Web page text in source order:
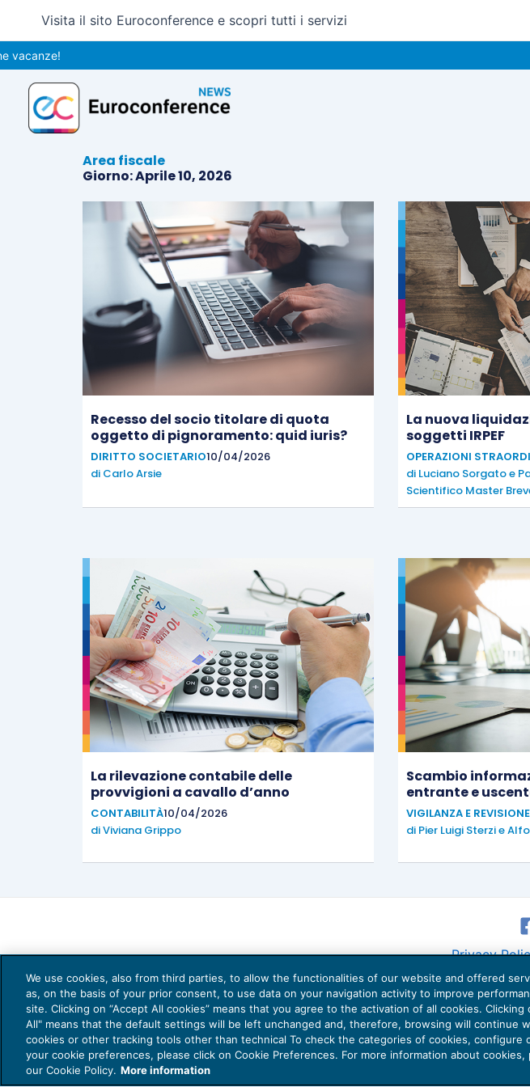
contenuto
Visita il sito Euroconference e scopri tutti i servizi
Area fiscale
Giorno: Aprile 10, 2026
Recesso del socio titolare di quota
oggetto di pignoramento: quid iuris?
DIRITTO SOCIETARIO10/04/2026
di Carlo Arsie
La nuova
soggetti IRPEF
OPERAZIONI
di Luciano Sorgatoe
Scientifico Master
La rilevazione contabile delle
provvigioni a cavallo d’anno
CONTABILITÀ10/04/2026
diViviana Grippo
Scambio
entrante e
VIGILANZA E REVISIONE
di Pier Luigi Sterzie
Privacy
Euroconference NEWS è una testata
Direttore
Copyright 2016 ©
Piazza Luigi Einaudi,
We use cookies, also from third parties, to allow the functionalities of our website and offered
as, on the basis of your prior consent, to use data on your navigation activity to improve
site. Clicking on “Accept All cookies” means that you agree to the activation of all cookies. Clicking
All" means that the default settings will be left unchanged and, therefore, browsing will continue
cookies or other tracking tools other than technical To check the categories of cookies, configure
your cookie preferences, please click on Cookie Preferences. For more information about cookies,
our Cookie Policy. More information